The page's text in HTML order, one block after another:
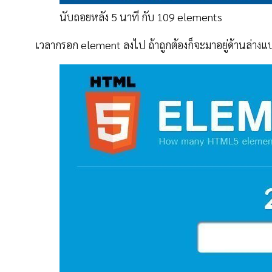
นับถอยหลัง 5 นาที กับ 109 elements
เวลากรอก element ลงไป ถ้าถูกต้องก็จะมาอยู่ด้านล่าง